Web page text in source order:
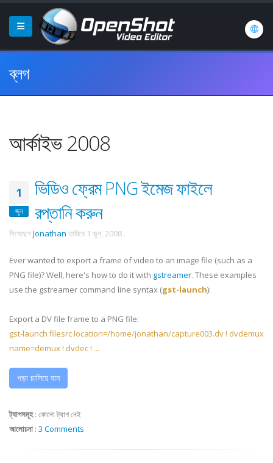
ব্লগ
আর্কাইভ 2008
1
জুন
ভিডিও ফ্রেম PNG ইমেজ ফাইলে
রপ্তানি করুন
লিখেছেন Jonathan তারিখে 1 জুন, 2008 .
Ever wanted to export a frame of video to an image file (such as a
PNG file)? Well, here's how to do it with gstreamer. These examples
use the gstreamer command line syntax (gst-launch):
Export a DV file frame to a PNG file:
gst-launch filesrc location=/home/jonathan/capture003.dv ! dvdemux
name=demux ! dvdec ! ...
পড়া চালিয়ে যান
ট্যাগসমূহ: কোনো ট্যাগ নেই
আলোচনা : 3 Comments